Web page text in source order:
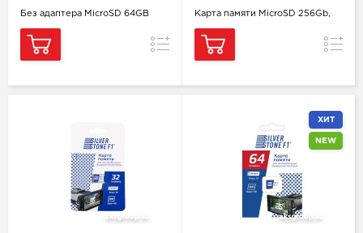
Без адаптера MicroSD 64GB
Сравнение
Карта памяти MicroSD 256Gb,
ХИТ
NEW